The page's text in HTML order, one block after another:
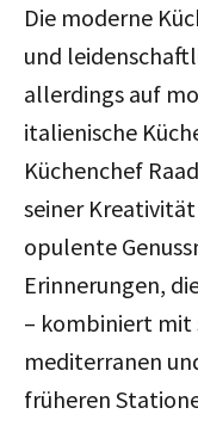
Die moderne
und
allerdings auf
italienische
Küchenchef
seiner
opulente
Erinnerungen,
– kombiniert mit
mediterranen
früheren